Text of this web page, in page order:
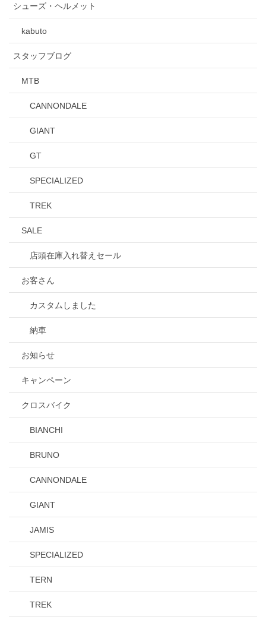
シューズ・ヘルメット
kabuto
スタッフブログ
MTB
CANNONDALE
GIANT
GT
SPECIALIZED
TREK
SALE
店頭在庫入れ替えセール
お客さん
カスタムしました
納車
お知らせ
キャンペーン
クロスバイク
BIANCHI
BRUNO
CANNONDALE
GIANT
JAMIS
SPECIALIZED
TERN
TREK